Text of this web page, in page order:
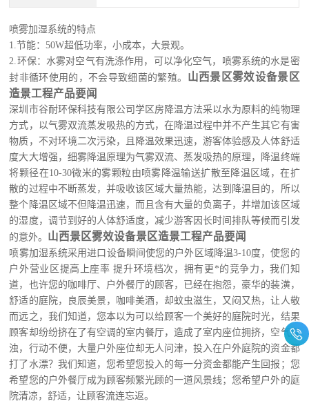
喷雾加湿系统的特点
1.节能：50W超低功率，小成本，大景观。
2.环保：水雾对空气有洗涤作用，可以净化空气，喷雾系统的水是密
封非循环使用的，不会导致细菌的繁殖。 山西景区雾效设备景区
造景工程产品要闻
深圳市谷耐环保科技有限公司学区房降温方法采以水为原料的纯物理
方式，以气雾双流蒸发吸热的方式，在降温过程中并不产生其它有害
物质，不对环境二次污染，且降温效果迅速，游客体验感及人体舒适
度大大增强，细雾降温原理为气雾双流、蒸发吸热的原理，降温终端
将颗径在10-30微米的雾颗粒由喷雾降温输送扩散至降温区域，在扩
散的过程中不断蒸发，并吸收该区域大量热能，达到降温目的，所以
整个降温区域不但降温迅速，而且含有大量的负离子，并增加该区域
的湿度，调节到好的人体舒适度，减少游客因长时间排队等候而引发
的意外。 山西景区雾效设备景区造景工程产品要闻
喷雾加湿系统采用进口设备瞬间使您的户外区域降温3-10度，使您的
户外营业区提高上座率 提升环境档次，拥有更*的竞争力，我们知
道，也许您的咖啡厅、户外餐厅的顾客，已经在抱怨，豪华的装潢，
舒适的庭院，良辰美景，咖啡美酒，却蚊虫滋生，又闷又热，让人敬
而远之，我们知道，您本以为可以给顾客一个美好的庭院时光，结果
顾客却纷纷挤在了有空调的室内餐厅，造成了室内座位拥挤，空气混
浊，行动不便，大量户外座位却无人问津，投入在户外庭院的资金都
打了水漂？我们知道，您希望您投入的每一分资金都能产生回报；您
希望您的户外餐厅成为顾客频繁光顾的一道风景线；您希望户外的庭
院清凉，舒适，让顾客流连忘返。